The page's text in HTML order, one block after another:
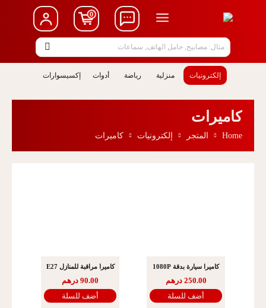
0
مثال: مصابيح, حامل الهاتف, سماعات
إلكترونيات منزلية رياضة أدوات إكسيسوارات
كاميرات
Home المتجر إلكترونيات كاميرات
كاميرا سيارة بدقة 1080P
250.00 درهم
أضف للسلة
كاميرا مراقبة للمنازل E27
90.00 درهم
أضف للسلة